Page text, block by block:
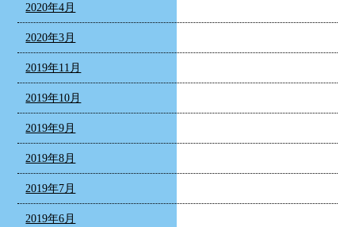
2020年4月
2020年3月
2019年11月
2019年10月
2019年9月
2019年8月
2019年7月
2019年6月